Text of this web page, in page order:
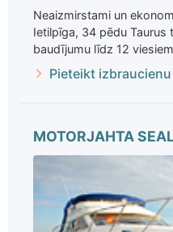
Neaizmirstami un
Ietilpīga, 34 pēdu Taurus
baudījumu līdz 12
Pieteikt izbraucienu
MOTORJAHTA